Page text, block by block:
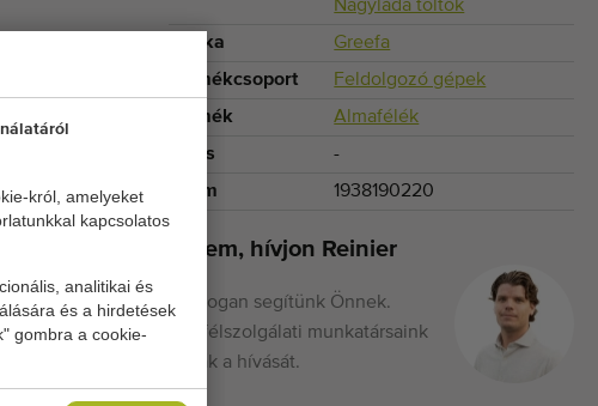
król, amelyeket
kapcsolatos
analitikai és
és a hirdetések
gombra a cookie-
Nagyláda töltők
Márka
Greefa
Termékcsoport
Feldolgozó gépek
Termék
Almafélék
Típus
-
Szám
1938190220
Kérem, hívjon Reinier
Boldogan segítünk Önnek.
Ügyfélszolgálati munkatársaink
várják a hívását.